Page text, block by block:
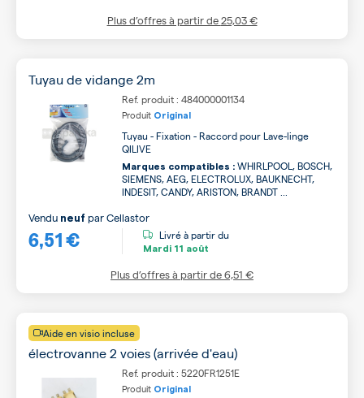
Plus d’offres à partir de25,03 €
Tuyau de vidange 2m
Ref. produit : 484000001134
Produit Original
Tuyau - Fixation - Raccord pour Lave-linge
QILIVE
Marques compatibles : WHIRLPOOL, BOSCH,
SIEMENS, AEG, ELECTROLUX, BAUKNECHT,
INDESIT, CANDY, ARISTON, BRANDT ...
6,51 €
Vendu neuf parCellastor
Livré à partir du
Mardi 11 août
Plus d’offres à partir de6,51 €
Aide en visio incluse
électrovanne 2 voies (arrivée d'eau)
Ref. produit : 5220FR1251E
Produit Original